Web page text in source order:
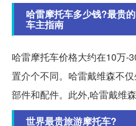
哈雷摩托车多少钱?最贵
车主指南
哈雷摩托车价格大约在10万-
置介个不同。哈雷戴维森不
部件和配件。此外,哈雷戴维森
世界最贵旅游摩托车?